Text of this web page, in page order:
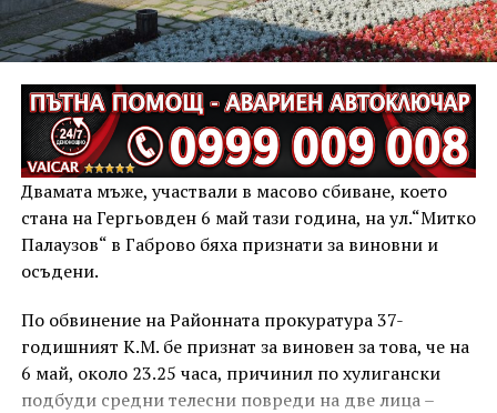
Двамата мъже, участвали в масово сбиване, което
стана на Гергьовден 6 май тази година, на ул.“Митко
Палаузов“ в Габрово бяха признати за виновни и
осъдени.
По обвинение на Районната прокуратура 37-
годишният К.М. бе признат за виновен за това, че на
6 май, около 23.25 часа, причинил по хулигански
подбуди средни телесни повреди на две лица –